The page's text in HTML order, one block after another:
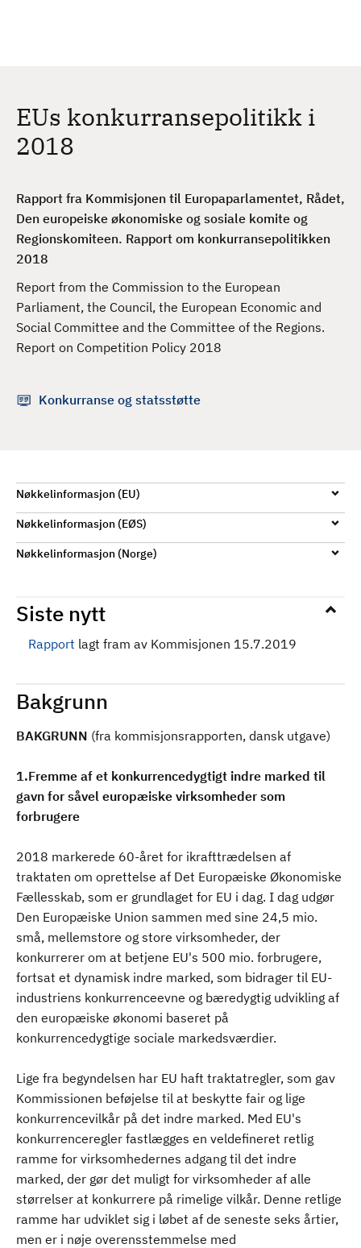
EUs konkurransepolitikk i
2018
Rapport fra Kommisjonen til Europaparlamentet, Rådet,
Den europeiske økonomiske og sosiale komite og
Regionskomiteen. Rapport om konkurransepolitikken
2018
Report from the Commission to the European
Parliament, the Council, the European Economic and
Social Committee and the Committee of the Regions.
Report on Competition Policy 2018
Konkurranse og statsstøtte
Nøkkelinformasjon (EU)
Nøkkelinformasjon (EØS)
Nøkkelinformasjon (Norge)
Siste nytt
Rapport lagt fram av Kommisjonen 15.7.2019
Bakgrunn
BAKGRUNN (fra kommisjonsrapporten, dansk utgave)
1.Fremme af et konkurrencedygtigt indre marked til
gavn for såvel europæiske virksomheder som
forbrugere
2018 markerede 60-året for ikrafttrædelsen af
traktaten om oprettelse af Det Europæiske Økonomiske
Fællesskab, som er grundlaget for EU i dag. I dag udgør
Den Europæiske Union sammen med sine 24,5 mio.
små, mellemstore og store virksomheder, der
konkurrerer om at betjene EU's 500 mio. forbrugere,
fortsat et dynamisk indre marked, som bidrager til EU-
industriens konkurrenceevne og bæredygtig udvikling af
den europæiske økonomi baseret på
konkurrencedygtige sociale markedsværdier.
Lige fra begyndelsen har EU haft traktatregler, som gav
Kommissionen beføjelse til at beskytte fair og lige
konkurrencevilkår på det indre marked. Med EU's
konkurrenceregler fastlægges en veldefineret retlig
ramme for virksomhedernes adgang til det indre
marked, der gør det muligt for virksomheder af alle
størrelser at konkurrere på rimelige vilkår. Denne retlige
ramme har udviklet sig i løbet af de seneste seks årtier,
men er i nøje overensstemmelse med